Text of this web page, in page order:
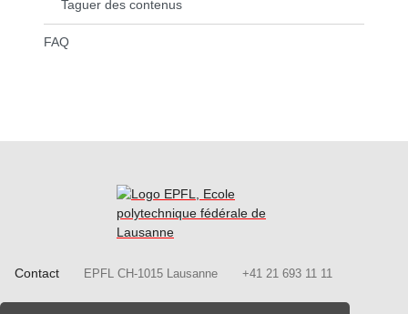
Taguer des contenus
FAQ
Contact EPFL CH-1015 Lausanne +41 21 693 11 11